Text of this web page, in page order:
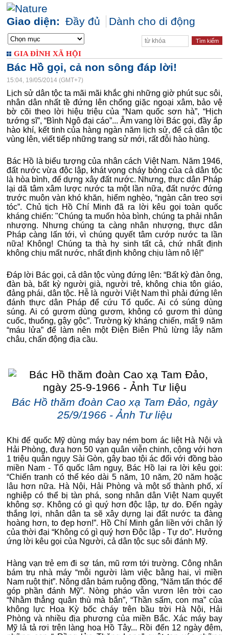
Giao diện: Đầy đủ Dành cho di động
GIA ĐÌNH XÃ HỘI
Bác Hồ gọi, cả non sông đáp lời!
15:04, 19/05/2014 (GMT+7)
Lịch sử dân tộc ta mãi mãi khắc ghi những giờ phút sục sôi,
nhân dân nhất tề đứng lên chống giặc ngoại xâm, bảo vệ
bờ cõi theo lời hiệu triệu của “Nam quốc sơn hà”, “Hịch
tướng sĩ”, “Bình Ngô đại cáo”... Âm vang lời Bác gọi, đầy ắp
hào khí, kết tinh của hàng ngàn năm lịch sử, để cả dân tộc
vùng lên, viết tiếp những trang sử mới, rất đỗi hào hùng.
Bác Hồ là biểu tượng của nhân cách Việt Nam. Năm 1946,
đất nước vừa độc lập, khát vọng cháy bỏng của cả dân tộc
là hòa bình, để dựng xây đất nước. Nhưng, thực dân Pháp
lại dã tâm xâm lược nước ta một lần nữa, đất nước đứng
trước muôn vàn khó khăn, hiểm nghèo, “ngàn cân treo sợi
tóc”. Chủ tịch Hồ Chí Minh đã ra lời kêu gọi toàn quốc
kháng chiến: "Chúng ta muốn hòa bình, chúng ta phải nhân
nhượng. Nhưng chúng ta càng nhân nhượng, thực dân
Pháp càng lấn tới, vì chúng quyết tâm cướp nước ta lần
nữa! Không! Chúng ta thà hy sinh tất cả, chứ nhất định
không chịu mất nước, nhất định không chịu làm nô lệ!”
Đáp lời Bác gọi, cả dân tộc vùng đứng lên: “Bất kỳ đàn ông,
đàn bà, bất kỳ người già, người trẻ, không chia tôn giáo,
đảng phái, dân tộc. Hễ là người Việt Nam thì phải đứng lên
đánh thực dân Pháp để cứu Tổ quốc. Ai có súng dùng
súng. Ai có gươm dùng gươm, không có gươm thì dùng
cuốc, thuổng, gậy gộc”. Trường kỳ kháng chiến, mất 9 năm
“máu lửa” để làm nên một Điện Biên Phủ lừng lẫy năm
châu, chấn động địa cầu.
Bác Hồ thăm đoàn Cao xạ Tam Đảo, ngày
25/9/1966 - Ảnh Tư liệu
Khi đế quốc Mỹ dùng máy bay ném bom ác liệt Hà Nội và
Hải Phòng, đưa hơn 50 vạn quân viễn chinh, cộng với hơn
1 triệu quân ngụy Sài Gòn, gây bao tội ác đối với đồng bào
miền Nam - Tổ quốc lâm nguy, Bác Hồ lại ra lời kêu gọi:
“Chiến tranh có thể kéo dài 5 năm, 10 năm, 20 năm hoặc
lâu hơn nữa. Hà Nội, Hải Phòng và một số thành phố, xí
nghiệp có thể bị tàn phá, song nhân dân Việt Nam quyết
không sợ. Không có gì quý hơn độc lập, tự do. Ðến ngày
thắng lợi, nhân dân ta sẽ xây dựng lại đất nước ta đàng
hoàng hơn, to đẹp hơn!”. Hồ Chí Minh gắn liền với chân lý
của thời đại “Không có gì quý hơn Độc lập - Tự do”. Hưởng
ứng lời kêu gọi của Người, cả dân tộc sục sôi đánh Mỹ.
Hàng vạn trẻ em đi sơ tán, mũ rơm tới trường. Công nhân
bám trụ nhà máy “mỗi người làm việc bằng hai, vì miền
Nam ruột thịt”. Nông dân bám ruộng đồng, “Năm tấn thóc để
góp phần đánh Mỹ”. Nòng pháo vẫn vươn lên trời cao
“Nhằm thẳng quân thù mà bắn”, “Thần sấm, con ma” của
không lực Hoa Kỳ bốc cháy trên bầu trời Hà Nội, Hải
Phòng và nhiều địa phương của miền Bắc. Xác máy bay
Mỹ lả tả rơi trên làng hoa Hồ Tây... Rồi đến 12 ngày đêm,